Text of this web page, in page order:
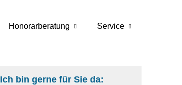
Honorarberatung Service
Ich bin gerne für Sie da: